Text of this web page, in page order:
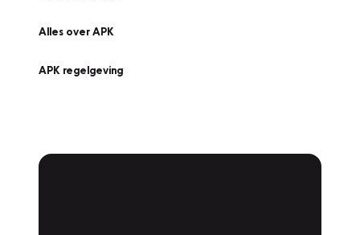
Alles over APK
APK regelgeving